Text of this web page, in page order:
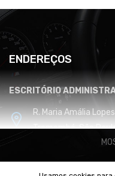
ENDEREÇOS
ESCRITÓRIO
R. Maria Amália
Tremembé, São
CENTRO DE